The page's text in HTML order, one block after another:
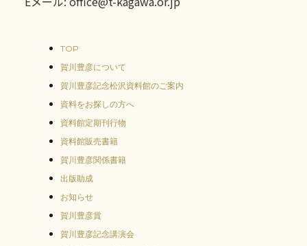
TOP
賀川豊彦について
賀川豊彦記念松沢資料館のご案内
資料をお探しの方へ
資料館定期刊行物
資料館販売書籍
賀川豊彦関係書籍
出版助成
お知らせ
賀川豊彦賞
賀川豊彦記念講演会